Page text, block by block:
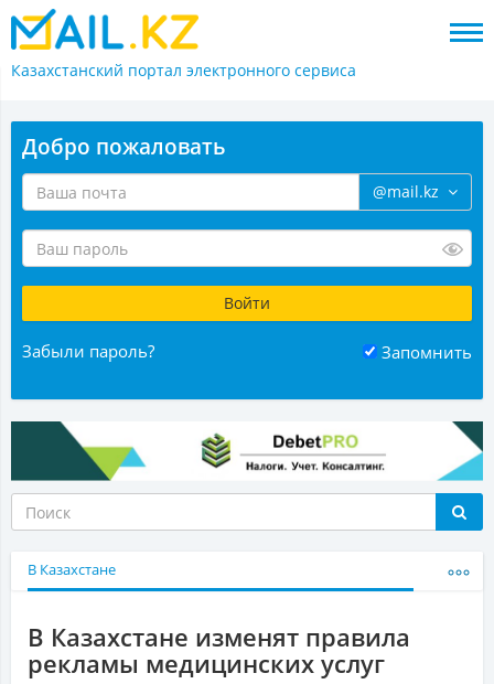
Казахстанский портал электронного сервиса
Добро пожаловать
@mail.kz
Забыли пароль? Запомнить
В Казахстане
В Казахстане изменят правила
рекламы медицинских услуг